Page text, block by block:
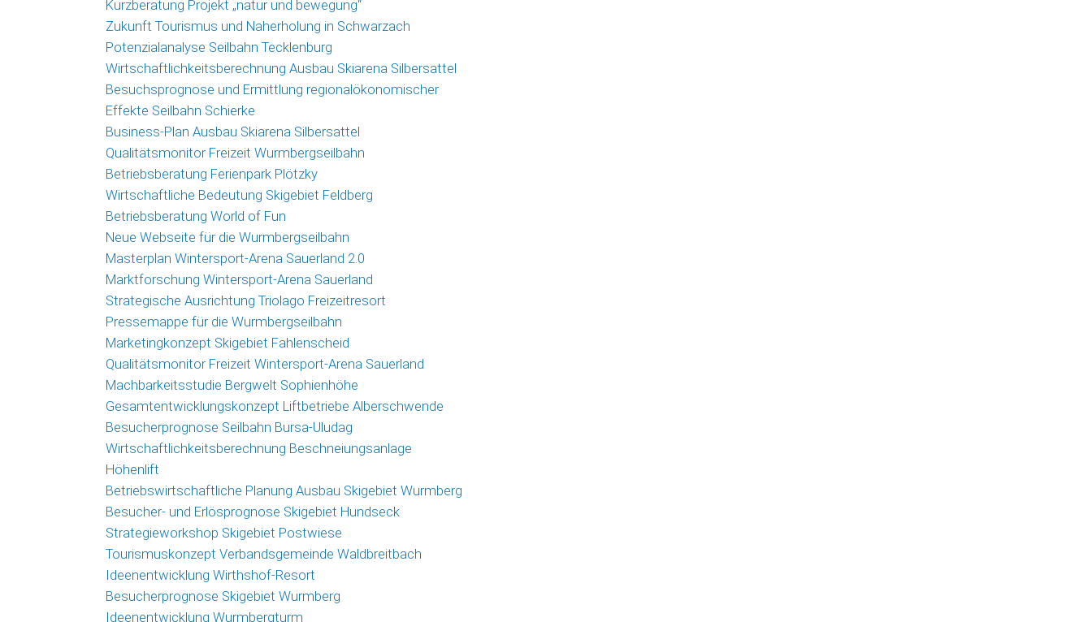
Kurzberatung Projekt „natur und bewegung“
Zukunft Tourismus und Naherholung in Schwarzach
Potenzialanalyse Seilbahn Tecklenburg
Wirtschaftlichkeitsberechnung Ausbau Skiarena Silbersattel
Besuchsprognose und Ermittlung regionalökonomischer
Effekte Seilbahn Schierke
Business-Plan Ausbau Skiarena Silbersattel
Qualitätsmonitor Freizeit Wurmbergseilbahn
Betriebsberatung Ferienpark Plötzky
Wirtschaftliche Bedeutung Skigebiet Feldberg
Betriebsberatung World of Fun
Neue Webseite für die Wurmbergseilbahn
Masterplan Wintersport-Arena Sauerland 2.0
Marktforschung Wintersport-Arena Sauerland
Strategische Ausrichtung Triolago Freizeitresort
Pressemappe für die Wurmbergseilbahn
Marketingkonzept Skigebiet Fahlenscheid
Qualitätsmonitor Freizeit Wintersport-Arena Sauerland
Machbarkeitsstudie Bergwelt Sophienhöhe
Gesamtentwicklungskonzept Liftbetriebe Alberschwende
Besucherprognose Seilbahn Bursa-Uludag
Wirtschaftlichkeitsberechnung Beschneiungsanlage
Höhenlift
Betriebswirtschaftliche Planung Ausbau Skigebiet Wurmberg
Besucher- und Erlösprognose Skigebiet Hundseck
Strategieworkshop Skigebiet Postwiese
Tourismuskonzept Verbandsgemeinde Waldbreitbach
Ideenentwicklung Wirthshof-Resort
Besucherprognose Skigebiet Wurmberg
Ideenentwicklung Wurmbergturm